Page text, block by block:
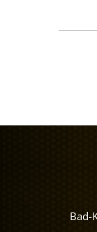
Bad-